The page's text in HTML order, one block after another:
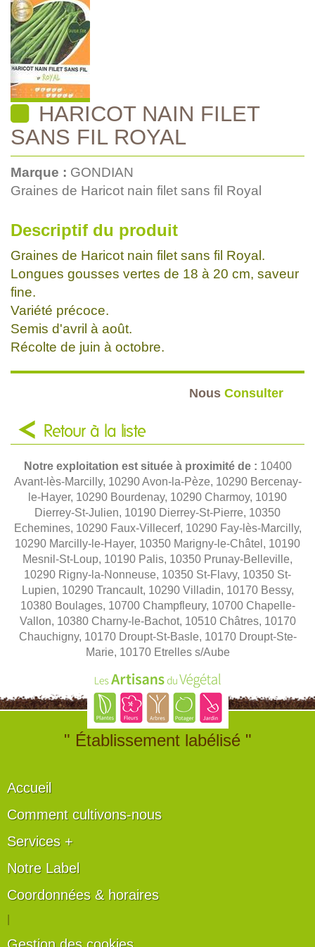
HARICOT NAIN FILET
SANS FIL ROYAL
Marque : GONDIAN
Graines de Haricot nain filet sans fil Royal
Descriptif du produit
Graines de Haricot nain filet sans fil Royal.
Longues gousses vertes de 18 à 20 cm, saveur
fine.
Variété précoce.
Semis d'avril à août.
Récolte de juin à octobre.
Nous Consulter
Retour à la liste
Notre exploitation est située à proximité de : 10400
Avant-lès-Marcilly, 10290 Avon-la-Pèze, 10290 Bercenay-
le-Hayer, 10290 Bourdenay, 10290 Charmoy, 10190
Dierrey-St-Julien, 10190 Dierrey-St-Pierre, 10350
Echemines, 10290 Faux-Villecerf, 10290 Fay-lès-Marcilly,
10290 Marcilly-le-Hayer, 10350 Marigny-le-Châtel, 10190
Mesnil-St-Loup, 10190 Palis, 10350 Prunay-Belleville,
10290 Rigny-la-Nonneuse, 10350 St-Flavy, 10350 St-
Lupien, 10290 Trancault, 10290 Villadin, 10170 Bessy,
10380 Boulages, 10700 Champfleury, 10700 Chapelle-
Vallon, 10380 Charny-le-Bachot, 10510 Châtres, 10170
Chauchigny, 10170 Droupt-St-Basle, 10170 Droupt-Ste-
Marie, 10170 Etrelles s/Aube
" Établissement labélisé "
Accueil
Comment cultivons-nous
Services +
Notre Label
Coordonnées & horaires